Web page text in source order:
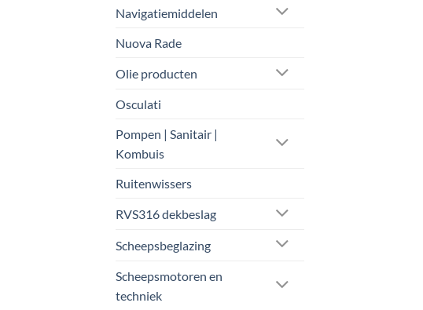
Navigatiemiddelen
Nuova Rade
Olie producten
Osculati
Pompen | Sanitair |
Kombuis
Ruitenwissers
RVS316 dekbeslag
Scheepsbeglazing
Scheepsmotoren en
techniek